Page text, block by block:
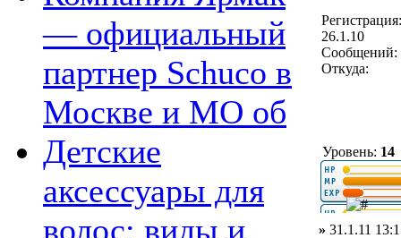
— официальный
партнер Schuco в
Москве и МО об
Детские
аксессуары для
волос: виды и
Регистрация:
26.1.10
Сообщений:
Откуда:
Уровень: 14
» 31.1.11